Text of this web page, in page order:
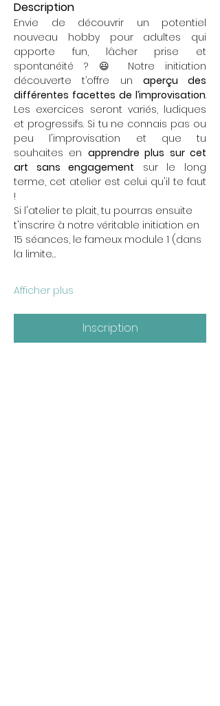
Description
Envie de découvrir un potentiel
nouveau hobby pour adultes qui
apporte fun, lâcher prise et
spontanéité ? 😃 Notre initiation
découverte t’offre un aperçu des
différentes facettes de l’improvisation.
Les exercices seront variés, ludiques
et progressifs. Si tu ne connais pas ou
peu l'improvisation et que tu
souhaites en apprendre plus sur cet
art sans engagement sur le long
terme, cet atelier est celui qu'il te faut
!
Si l'atelier te plait, tu pourras ensuite
t'inscrire à notre véritable initiation en
15 séances, le fameux module 1 (dans
la limite…
Afficher plus
Inscription